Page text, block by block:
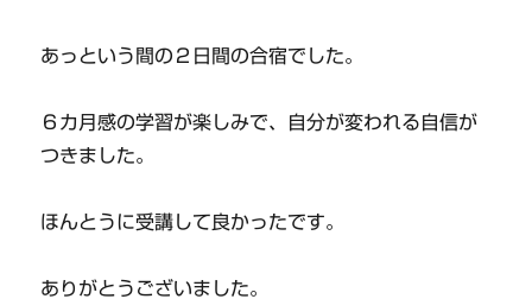
あっという間の２日間の合宿でした。
６カ月感の学習が楽しみで、自分が変われる自信が
つきました。
ほんとうに受講して良かったです。
ありがとうございました。